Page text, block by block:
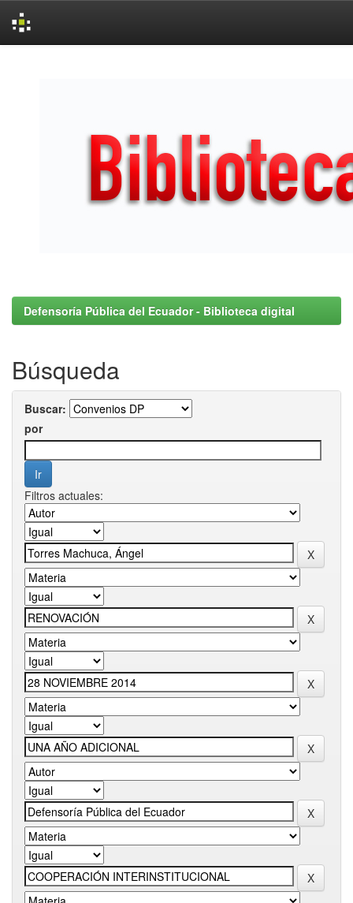
Defensoría Pública del Ecuador - Biblioteca digital
Búsqueda
Buscar:
por
Filtros actuales: